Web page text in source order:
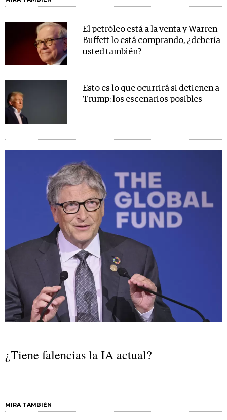
El petróleo está a la venta y Warren
Buffett lo está comprando, ¿debería
usted también?
Esto es lo que ocurrirá si detienen a
Trump: los escenarios posibles
¿Tiene falencias la IA actual?
MIRA TAMBIÉN